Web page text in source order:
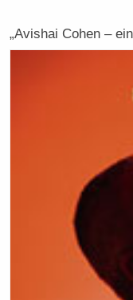
„Avishai Cohen –